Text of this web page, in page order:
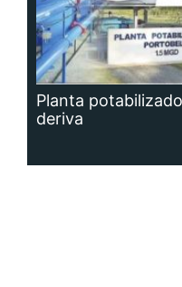
Planta
deriva